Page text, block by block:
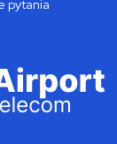
pytania